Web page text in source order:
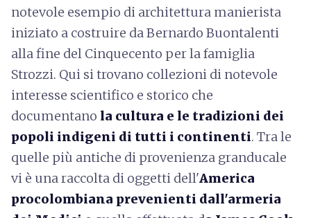
notevole esempio di architettura manierista
iniziato a costruire da Bernardo Buontalenti
alla fine del Cinquecento per la famiglia
Strozzi. Qui si trovano collezioni di notevole
interesse scientifico e storico che
documentano la cultura e le tradizioni dei
popoli indigeni di tutti i continenti. Tra le
quelle più antiche di provenienza granducale
vi è una raccolta di oggetti dell'America
procolombiana prevenienti dall'armeria